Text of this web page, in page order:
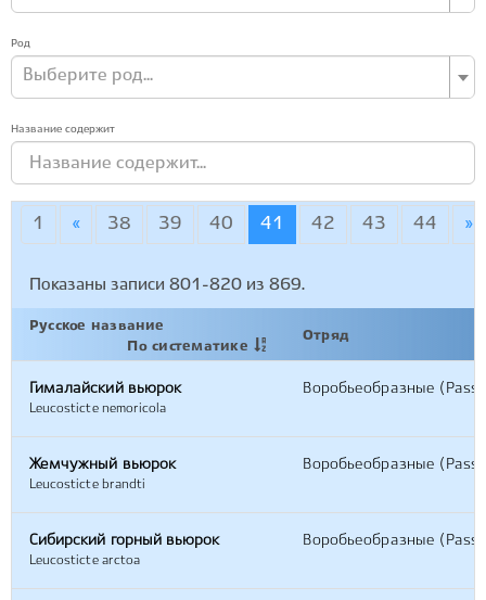
Род
Выберите род...
Название содержит
1 « 38 39 40 41 42 43 44 »
Показаны записи 801-820 из 869.
Русское название
По систематике
Отряд
Гималайский вьюрок
Leucosticte nemoricola
Воробьеобразные
Жемчужный вьюрок
Leucosticte brandti
Воробьеобразные
Сибирский горный вьюрок
Leucosticte arctoa
Воробьеобразные